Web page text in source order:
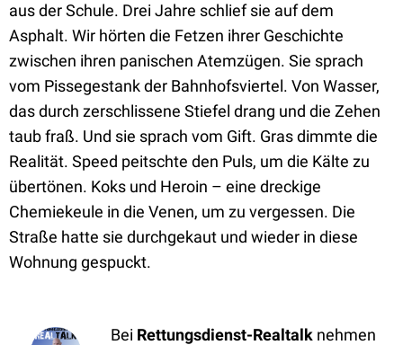
aus der Schule. Drei Jahre schlief sie auf dem
Asphalt. Wir hörten die Fetzen ihrer Geschichte
zwischen ihren panischen Atemzügen. Sie sprach
vom Pissegestank der Bahnhofsviertel. Von Wasser,
das durch zerschlissene Stiefel drang und die Zehen
taub fraß. Und sie sprach vom Gift. Gras dimmte die
Realität. Speed peitschte den Puls, um die Kälte zu
übertönen. Koks und Heroin – eine dreckige
Chemiekeule in die Venen, um zu vergessen. Die
Straße hatte sie durchgekaut und wieder in diese
Wohnung gespuckt.
Bei Rettungsdienst-Realtalk nehmen